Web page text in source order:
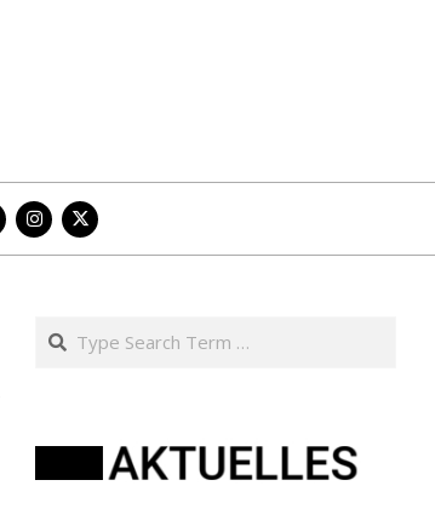
Search